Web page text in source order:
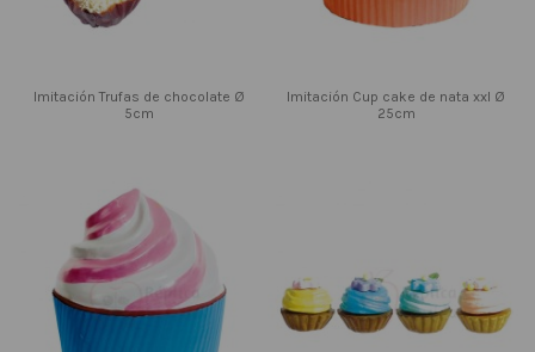
Imitación Trufas de chocolate Ø
5cm
Imitación Cup cake de nata xxl Ø
25cm